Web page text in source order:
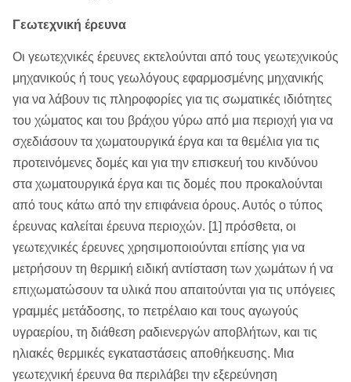
Γεωτεχνική έρευνα
Οι γεωτεχνικές έρευνες εκτελούνται από τους γεωτεχνικούς
μηχανικούς ή τους γεωλόγους εφαρμοσμένης μηχανικής
για να λάβουν τις πληροφορίες για τις σωματικές ιδιότητες
του χώματος και του βράχου γύρω από μια περιοχή για να
σχεδιάσουν τα χωματουργικά έργα και τα θεμέλια για τις
προτεινόμενες δομές και για την επισκευή του κινδύνου
στα χωματουργικά έργα και τις δομές που προκαλούνται
από τους κάτω από την επιφάνεια όρους. Αυτός ο τύπος
έρευνας καλείται έρευνα περιοχών. [1] πρόσθετα, οι
γεωτεχνικές έρευνες χρησιμοποιούνται επίσης για να
μετρήσουν τη θερμική ειδική αντίσταση των χωμάτων ή να
επιχωματώσουν τα υλικά που απαιτούνται για τις υπόγειες
γραμμές μετάδοσης, το πετρέλαιο και τους αγωγούς
υγραερίου, τη διάθεση ραδιενεργών αποβλήτων, και τις
ηλιακές θερμικές εγκαταστάσεις αποθήκευσης. Μια
γεωτεχνική έρευνα θα περιλάβει την εξερεύνηση